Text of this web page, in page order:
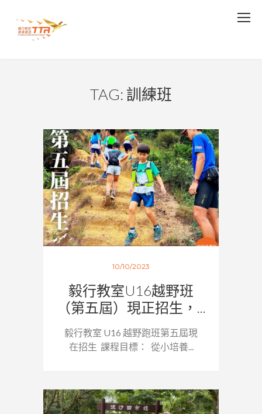
TAG: 訓練班
10/10/2023
毅行教室U16越野班
（第五屆）現正招生，...
毅行教室 U16 越野跑班第五屆現
在招生 課程目標： 從小培養...